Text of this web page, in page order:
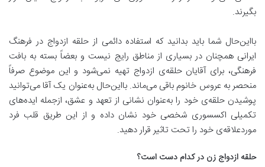
بگیرند.
بااین‌حال شما باید بدانید که استفاده دائمی از حلقه ازدواج در فرهنگ
ایرانی همچنان در بسیاری از مناطق رایج نیست و بعضاً بسته به بافت
فرهنگی، برای آقایان حلقه‌ی ازدواج تهیه نمی‌شود و این موضوع صرفاً
منحصر به عروس خانوم باقی می‌ماند. بااین‌حال به‌عنوان یک آقا می‌توانید
پوشیدن حلقه‌ی خود را به‌عنوان نشانی از تعهد و عشق، ازجمله ایده‌های
تکمیلی اکسسوری شخصی خود نشان داده و از این طریق قلب فرد
موردعلاقه‌ی خود را تحت تاثیر قرار دهید.
حلقه ازدواج زن در کدام دست است؟